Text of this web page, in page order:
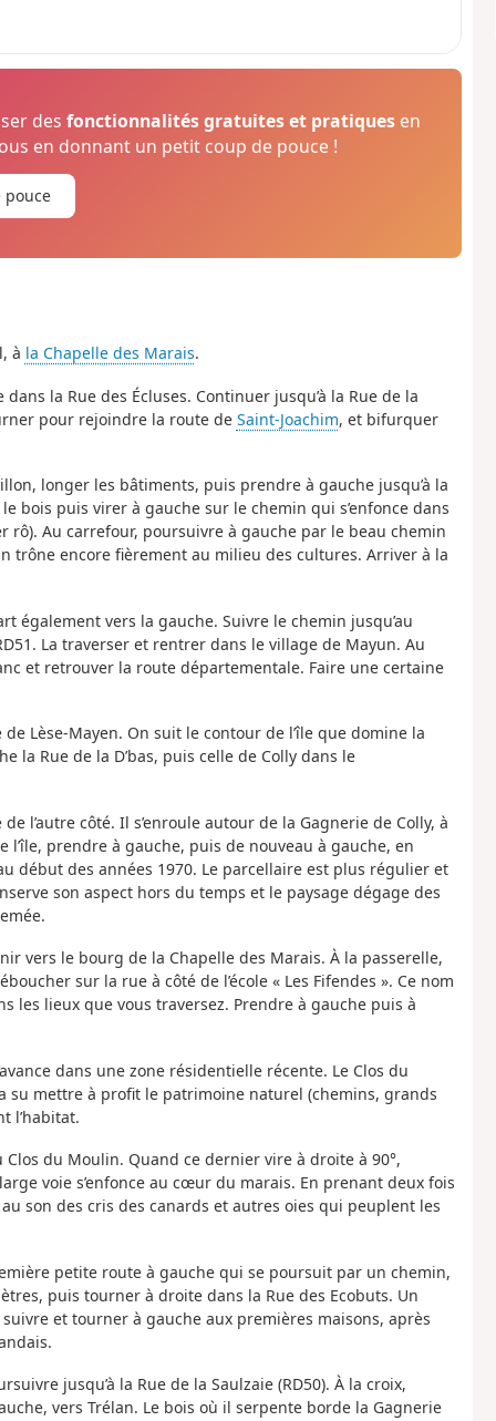
desfonctionnalités gratuites et pratiques en
en donnant un petit coup de pouce !
pouce
à la Chapelle des Marais.
la Rue des Écluses. Continuer jusqu’à la Rue de la
pour rejoindre la route de Saint-Joachim, et bifurquer
longer les bâtiments, puis prendre à gauche jusqu’à la
bois puis virer à gauche sur le chemin qui s’enfonce dans
rô). Au carrefour, poursuivre à gauche par le beau chemin
trône encore fièrement au milieu des cultures. Arriver à la
également vers la gauche. Suivre le chemin jusqu’au
La traverser et rentrer dans le village de Mayun. Au
et retrouver la route départementale. Faire une certaine
Lèse-Mayen. On suit le contour de l’île que domine la
Rue de la D’bas, puis celle de Colly dans le
l’autre côté. Il s’enroule autour de la Gagnerie de Colly, à
prendre à gauche, puis de nouveau à gauche, en
début des années 1970. Le parcellaire est plus régulier et
son aspect hors du temps et le paysage dégage des
vers le bourg de la Chapelle des Marais. À la passerelle,
sur la rue à côté de l’école « Les Fifendes ». Ce nom
les lieux que vous traversez. Prendre à gauche puis à
dans une zone résidentielle récente. Le Clos du
su mettre à profit le patrimoine naturel (chemins, grands
l’habitat.
du Moulin. Quand ce dernier vire à droite à 90°,
voie s’enfonce au cœur du marais. En prenant deux fois
son des cris des canards et autres oies qui peuplent les
petite route à gauche qui se poursuit par un chemin,
puis tourner à droite dans la Rue des Ecobuts. Un
et tourner à gauche aux premières maisons, après
jusqu’à la Rue de la Saulzaie (RD50). À la croix,
vers Trélan. Le bois où il serpente borde la Gagnerie